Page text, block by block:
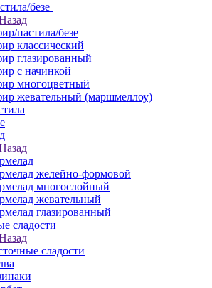
безе
пастила/безе
классический
глазированный
с начинкой
многоцветный
жевательный (маршмеллоу)
желейно-формовой
многослойный
жевательный
глазированный
сладости
сладости